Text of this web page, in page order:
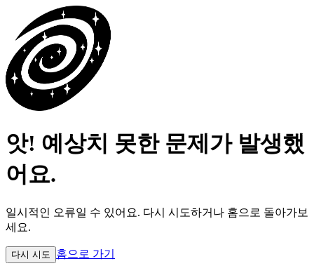
앗! 예상치 못한 문제가 발생했
어요.
일시적인 오류일 수 있어요. 다시 시도하거나 홈으로 돌아가보
세요.
다시 시도 홈으로 가기